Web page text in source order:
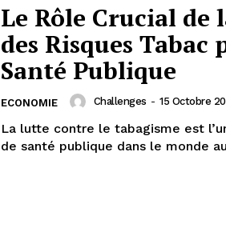
Le Rôle Crucial de
des Risques Tabac
Santé Publique
ECONOMIE Challenges - 15 Octobre
La lutte contre le tabagisme est
de santé publique dans le monde